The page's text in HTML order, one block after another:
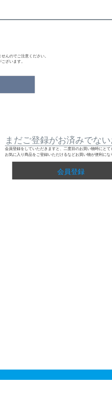
んのでご注意ください。
ざいます。
まだご登録がお済みでな
会員登録をしていただきますと、二度目のお買い物時にとて
お気に入り商品をご登録いただけるなどお買い物が便利にな
会員登録